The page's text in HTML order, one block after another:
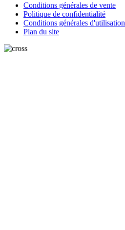
Conditions générales de vente
Politique de confidentialité
Conditions générales d'utilisation
Plan du site